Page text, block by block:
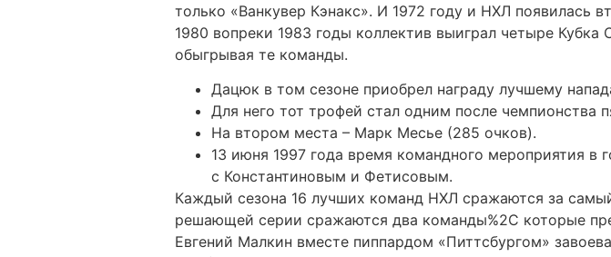
только «Ванкувер Кэнакс». И 1972 году и НХЛ
1980 вопреки 1983 годы коллектив выиграл четыре
обыгрывая те команды.
Дацюк в том сезоне приобрел награду лучшему
Для него тот трофей стал одним после чемпионства
На втором места – Марк Месье (285 очков).
13 июня 1997 года время командного мероприятия в
с Константиновым и Фетисовым.
Каждый сезона 16 лучших команд НХЛ сражаются за
решающей серии сражаются два команды%2C которые
Евгений Малкин вместе пиппардом «Питтсбургом»